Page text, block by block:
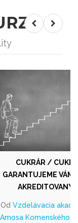
CUKRÁR /
GARANTUJEME VÁM
AKREDITOVANÝ
Od Vzdelávacia
Amosa Komenského -